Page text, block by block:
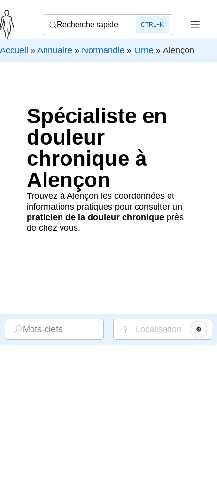
Recherche rapide CTRL+K
Accueil » Annuaire » Normandie » Orne » Alençon
Spécialiste en
douleur
chronique à
Alençon
Trouvez à Alençon les coordonnées et
informations pratiques pour consulter un
praticien de la douleur chronique près
de chez vous.
Mots-clefs